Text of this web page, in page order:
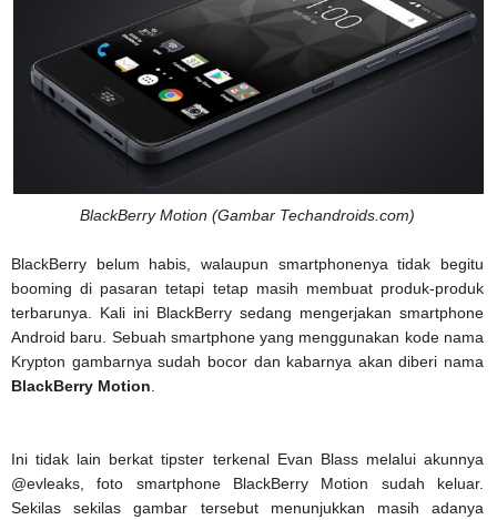
BlackBerry Motion (Gambar Techandroids.com)
BlackBerry belum habis, walaupun smartphonenya tidak begitu
booming di pasaran tetapi tetap masih membuat produk-produk
terbarunya. Kali ini BlackBerry sedang mengerjakan smartphone
Android baru. Sebuah smartphone yang menggunakan kode nama
Krypton gambarnya sudah bocor dan kabarnya akan diberi nama
BlackBerry Motion
Ini tidak lain berkat tipster terkenal Evan Blass melalui akunnya
@evleaks, foto smartphone BlackBerry Motion sudah keluar.
Sekilas sekilas gambar tersebut menunjukkan masih adanya